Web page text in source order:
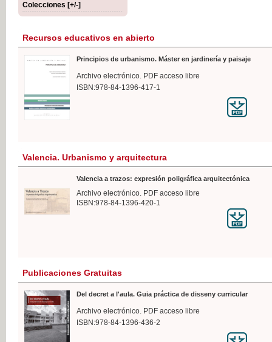
Colecciones [+/-]
Recursos educativos en abierto
Principios de urbanismo. Máster en jardinería y paisaje
Archivo electrónico. PDF acceso libre
ISBN:978-84-1396-417-1
Valencia. Urbanismo y arquitectura
Valencia a trazos: expresión poligráfica arquitectónica
Archivo electrónico. PDF acceso libre
ISBN:978-84-1396-420-1
Publicaciones Gratuitas
Del decret a l'aula. Guia práctica de disseny curricular
Archivo electrónico. PDF acceso libre
ISBN:978-84-1396-436-2